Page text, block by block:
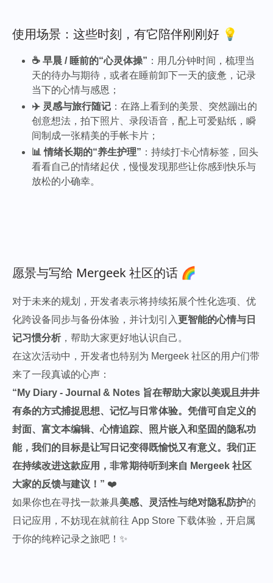
使用场景：这些时刻，有它陪伴刚刚好 💡
☕ 早晨 / 睡前的“心灵体操” ：用几分钟时间，梳理当
天的待办与期待，或者在睡前卸下一天的疲惫，记录
当下的心情与感恩；
✈️ 灵感与旅行随记 ：在路上看到的美景、突然蹦出的
创意想法，拍下照片、录段语音，配上可爱贴纸，瞬
间制成一张精美的手帐卡片；
📊 情绪长期的“养生护理” ：持续打卡心情标签，回头
看看自己的情绪起伏，慢慢发现那些让你感到快乐与
放松的小确幸。
愿景与写给 Mergeek 社区的话 🌈
对于未来的规划，开发者表示将持续拓展个性化选项、优
化跨设备同步与备份体验，并计划引入更智能的心情与日
记习惯分析 ，帮助大家更好地认识自己。
在这次活动中，开发者也特别为 Mergeek 社区的用户们带
来了一段真诚的心声：
“My Diary - Journal & Notes 旨在帮助大家以美观且井井
有条的方式捕捉思想、记忆与日常体验。凭借可自定义的
封面、富文本编辑、心情追踪、照片嵌入和坚固的隐私功
能，我们的目标是让写日记变得既愉悦又有意义。我们正
在持续改进这款应用，非常期待听到来自 Mergeek 社区
大家的反馈与建议！” ❤️
如果你也在寻找一款兼具美感、灵活性与绝对隐私防护的
日记应用，不妨现在就前往 App Store 下载体验，开启属
于你的纯粹记录之旅吧！✨